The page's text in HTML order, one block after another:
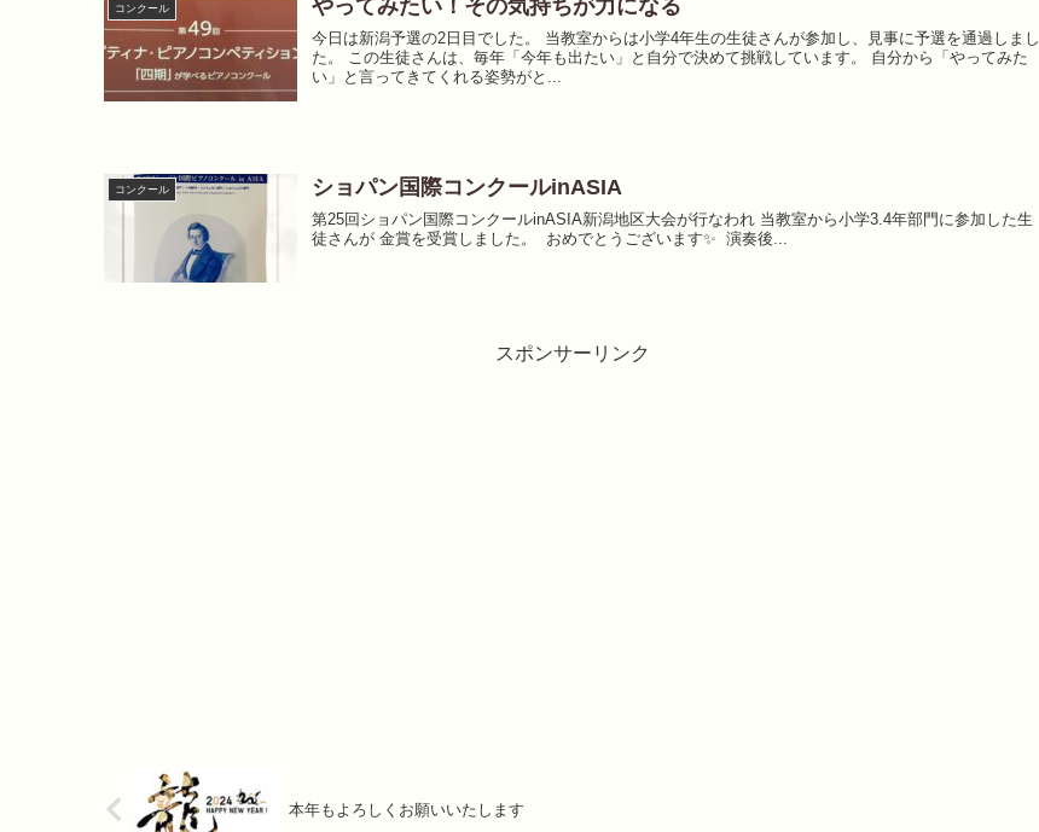
コンクール やってみたい！その気持ちが力になる
今日は新潟予選の2日目でした。 当教室からは小学4年生の生徒さんが参加し、見事に予選を通過しまし
た。 この生徒さんは、毎年「今年も出たい」と自分で決めて挑戦しています。 自分から「やってみた
い」と言ってきてくれる姿勢がと...
コンクール ショパン国際コンクールinASIA
第25回ショパン国際コンクールinASIA新潟地区大会が行なわれ⁡ 当教室から小学3.4年部門に参加した生
徒さんが⁡ ⁡金賞を受賞しました。⁡ ⁡ ⁡おめでとうございます✨⁡ ⁡ ⁡演奏後...
スポンサーリンク
本年もよろしくお願いいたします